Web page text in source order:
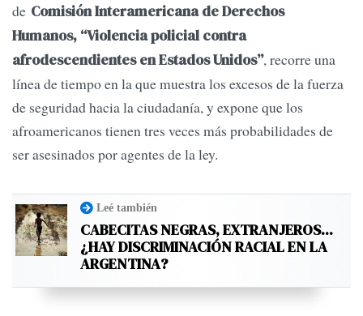
de Comisión Interamericana de Derechos
Humanos, “Violencia policial contra
afrodescendientes en Estados Unidos”, recorre una
línea de tiempo en la que muestra los excesos de la fuerza
de seguridad hacia la ciudadanía, y expone que los
afroamericanos tienen tres veces más probabilidades de
ser asesinados por agentes de la ley.
Leé también
CABECITAS NEGRAS, EXTRANJEROS...
¿HAY DISCRIMINACIÓN RACIAL EN LA
ARGENTINA?